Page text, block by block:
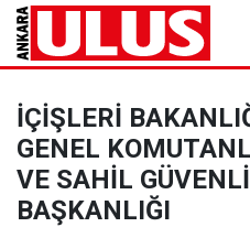
İÇİŞLERİ
GENEL
VE SAHİL
BAŞKANLIĞI